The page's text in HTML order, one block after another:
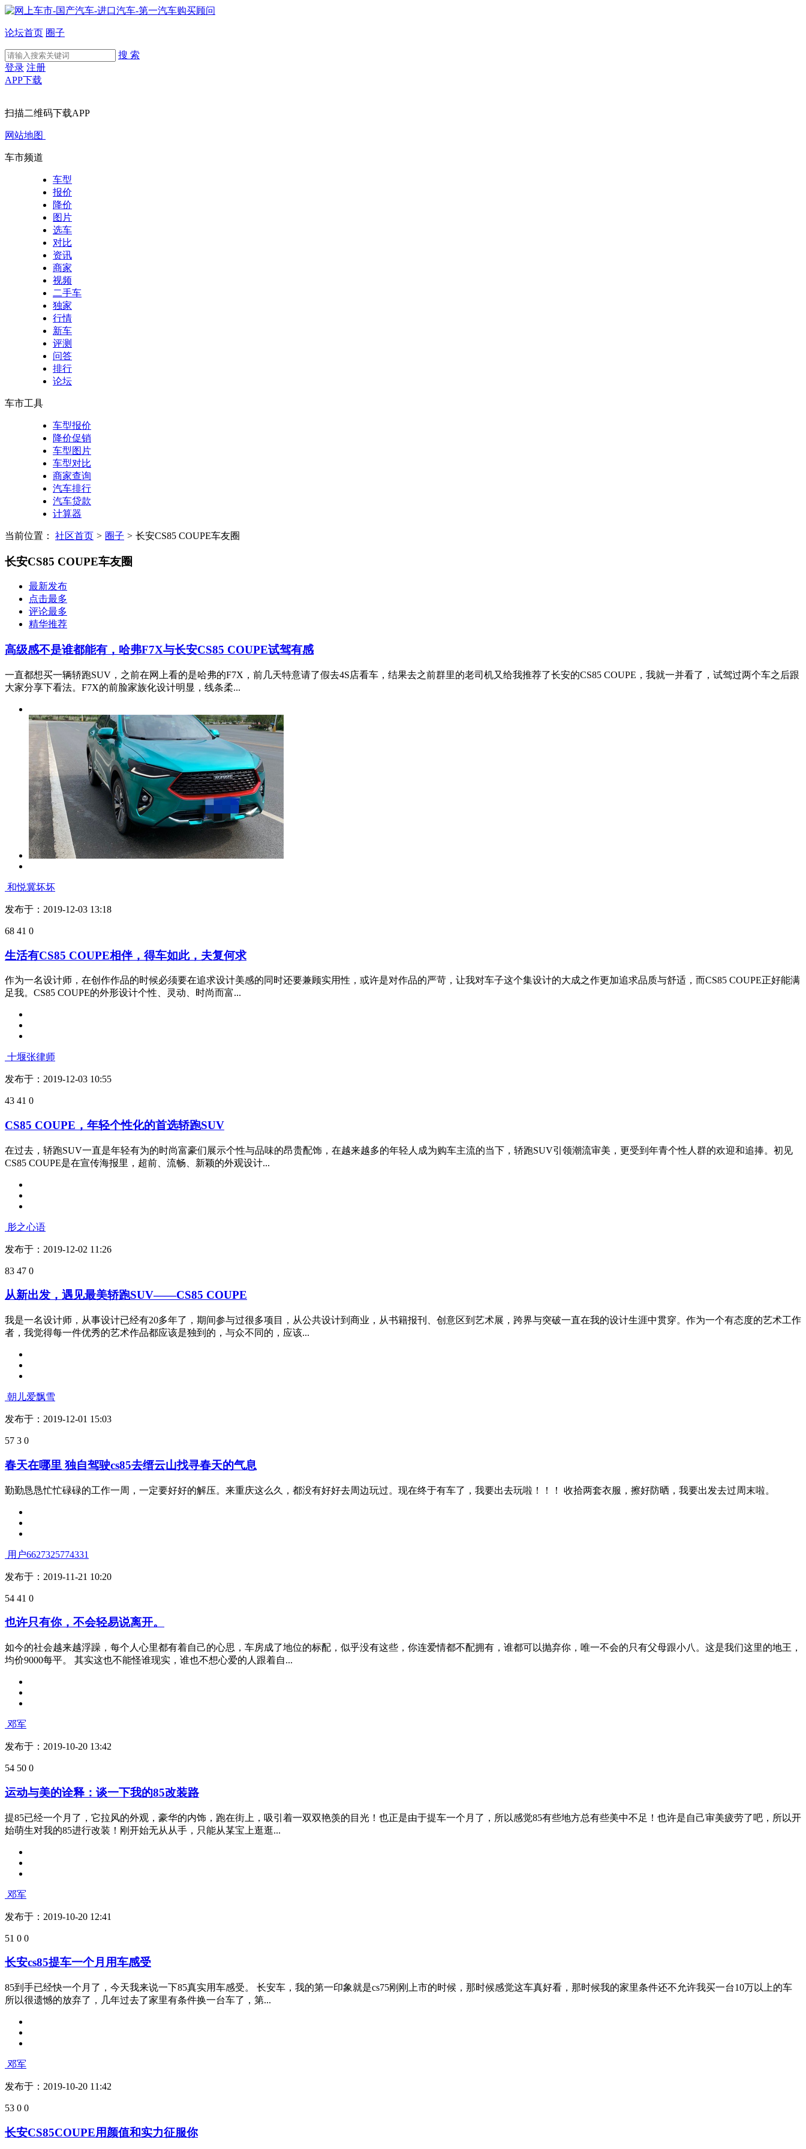
论坛首页 圈子
搜 索
登录 注册
APP下载
扫描二维码下载APP
网站地图
车市频道
车型
报价
降价
图片
选车
对比
资讯
商家
视频
二手车
独家
行情
新车
评测
问答
排行
论坛
车市工具
车型报价
降价促销
车型图片
车型对比
商家查询
汽车排行
汽车贷款
计算器
当前位置： 社区首页 > 圈子 > 长安CS85 COUPE车友圈
长安CS85 COUPE车友圈
最新发布
点击最多
评论最多
精华推荐
高级感不是谁都能有，哈弗F7X与长安CS85 COUPE试驾有感
一直都想买一辆轿跑SUV，之前在网上看的是哈弗的F7X，前几天特意请了假去4S店看车，结果去之前群里的老司机又给我推荐了长安的CS85 COUPE，我就一并看了，试驾过两个车之后跟
大家分享下看法。F7X的前脸家族化设计明显，线条柔...
和悦冀坏坏
发布于：2019-12-03 13:18
68 41 0
生活有CS85 COUPE相伴，得车如此，夫复何求
作为一名设计师，在创作作品的时候必须要在追求设计美感的同时还要兼顾实用性，或许是对作品的严苛，让我对车子这个集设计的大成之作更加追求品质与舒适，而CS85 COUPE正好能满
足我。CS85 COUPE的外形设计个性、灵动、时尚而富...
十堰张律师
发布于：2019-12-03 10:55
43 41 0
CS85 COUPE，年轻个性化的首选轿跑SUV
在过去，轿跑SUV一直是年轻有为的时尚富豪们展示个性与品味的昂贵配饰，在越来越多的年轻人成为购车主流的当下，轿跑SUV引领潮流审美，更受到年青个性人群的欢迎和追捧。初见
CS85 COUPE是在宣传海报里，超前、流畅、新颖的外观设计...
肜之心语
发布于：2019-12-02 11:26
83 47 0
从新出发，遇见最美轿跑SUV——CS85 COUPE
我是一名设计师，从事设计已经有20多年了，期间参与过很多项目，从公共设计到商业，从书籍报刊、创意区到艺术展，跨界与突破一直在我的设计生涯中贯穿。作为一个有态度的艺术工作
者，我觉得每一件优秀的艺术作品都应该是独到的，与众不同的，应该...
朝儿爱飘雪
发布于：2019-12-01 15:03
57 3 0
春天在哪里 独自驾驶cs85去缙云山找寻春天的气息
勤勤恳恳忙忙碌碌的工作一周，一定要好好的解压。来重庆这么久，都没有好好去周边玩过。现在终于有车了，我要出去玩啦！！！ 收拾两套衣服，擦好防晒，我要出发去过周末啦。
用户6627325774331
均价9000每平。 其实这也不能怪谁现实，谁也不想心爱的人跟着自...
邓军
始萌生对我的85进行改装！刚开始无从从手，只能从某宝上逛逛...
邓军
所以很遗憾的放弃了，几年过去了家里有条件换一台车了，第...